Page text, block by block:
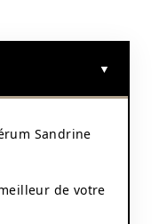
Sandrine
de votre